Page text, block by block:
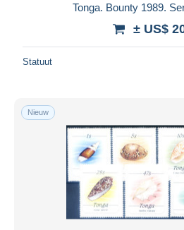
Tonga. Bounty 1989.
± US$
Statuut
Nieuw